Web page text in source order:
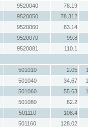
9520040
78.19
9520050
78.312
9520060
83.14
9520070
99.8
9520081
110.1
501010 2.05
501040 34.67
501060 55.63
501080
82.2
501110
108.4
501160
128.02